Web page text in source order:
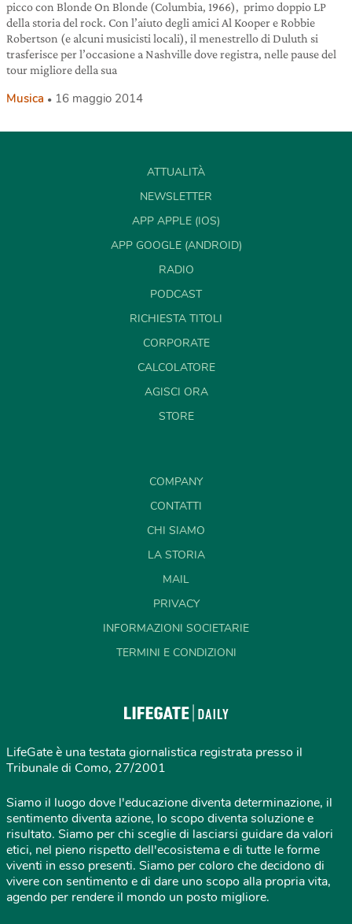
picco con Blonde On Blonde (Columbia, 1966), primo doppio LP
della storia del rock. Con l’aiuto degli amici Al Kooper e Robbie
Robertson (e alcuni musicisti locali), il menestrello di Duluth si
trasferisce per l’occasione a Nashville dove registra, nelle pause del
tour migliore della sua
Musica 16 maggio 2014
ATTUALITÀ
NEWSLETTER
APP APPLE (IOS)
APP GOOGLE (ANDROID)
RADIO
PODCAST
RICHIESTA TITOLI
CORPORATE
CALCOLATORE
AGISCI ORA
STORE
COMPANY
CONTATTI
CHI SIAMO
LA STORIA
MAIL
PRIVACY
INFORMAZIONI SOCIETARIE
TERMINI E CONDIZIONI
LifeGate è una testata giornalistica registrata presso il
Tribunale di Como, 27/2001
Siamo il luogo dove l'educazione diventa determinazione, il
sentimento diventa azione, lo scopo diventa soluzione e
risultato. Siamo per chi sceglie di lasciarsi guidare da valori
etici, nel pieno rispetto dell'ecosistema e di tutte le forme
viventi in esso presenti. Siamo per coloro che decidono di
vivere con sentimento e di dare uno scopo alla propria vita,
agendo per rendere il mondo un posto migliore.